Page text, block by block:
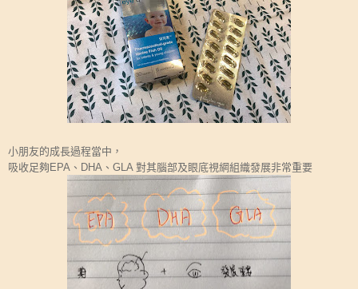
小朋友的成長過程當中，
吸收足夠EPA、DHA、GLA 對其腦部及眼底視網組織發展非常重要